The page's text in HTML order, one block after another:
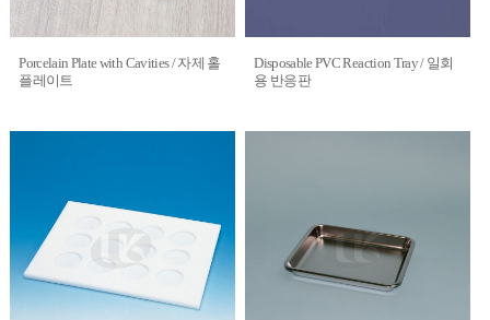
Porcelain Plate with Cavities / 자제 홀
플레이트
Disposable PVC Reaction Tray / 일회
용 반응판